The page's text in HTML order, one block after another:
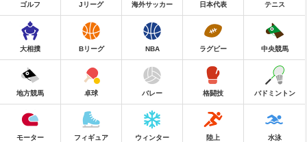
ゴルフ Jリーグ 海外サッカー 日本代表 テニス
大相撲 Bリーグ NBA ラグビー 中央競馬
地方競馬 卓球 バレー 格闘技 バドミントン
モーター フィギュア ウィンター 陸上 水泳